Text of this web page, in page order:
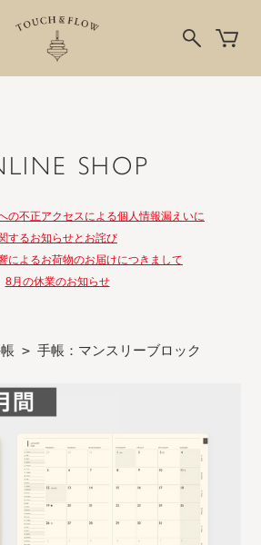
SHOP
の不正アクセスによる個人情報漏えいに
するお知らせとお詫び
によるお荷物のお届けにつきまして
8月の休業のお知らせ
> 手帳：マンスリーブロック